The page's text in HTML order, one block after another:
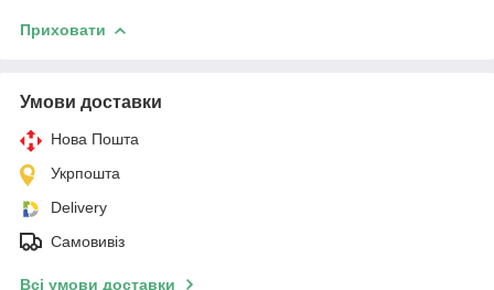
Приховати
Умови доставки
Нова Пошта
Укрпошта
Delivery
Самовивіз
Всі умови доставки